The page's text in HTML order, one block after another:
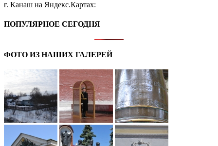
г. Канаш на Яндекс.Картах:
ПОПУЛЯРНОЕ СЕГОДНЯ
ФОТО ИЗ НАШИХ ГАЛЕРЕЙ